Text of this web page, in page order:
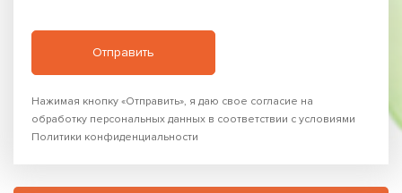
Нажимая кнопку «Отправить», я даю свое согласие на
обработку персональных данных в соответствии с условиями
Политики конфиденциальности